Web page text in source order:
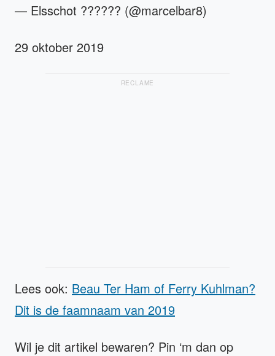
— Elsschot ?????? (@marcelbar8)
29 oktober 2019
RECLAME
Lees ook: Beau Ter Ham of Ferry Kuhlman?
Dit is de faamnaam van 2019
Wil je dit artikel bewaren? Pin ‘m dan op